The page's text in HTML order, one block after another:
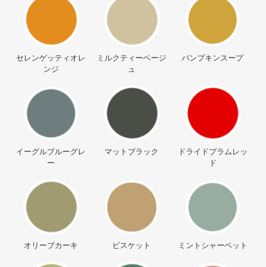
セレンゲッティオレ
ンジ
ミルクティーベージ
ュ
パンプキンスープ
イーグルブルーグレ
ー
マットブラック
ドライドプラムレッ
ド
オリーブカーキ ビスケット ミントシャーベット